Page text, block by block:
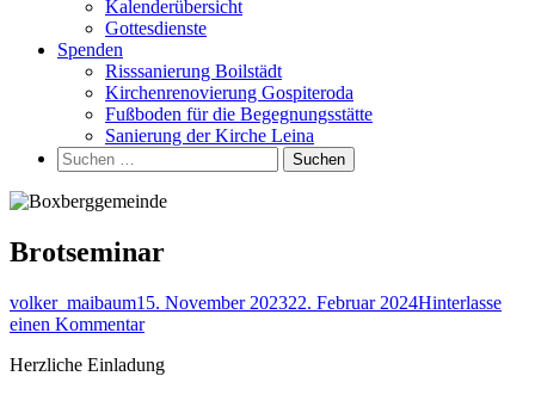
Kalenderübersicht
Gottesdienste
Spenden
Risssanierung Boilstädt
Kirchenrenovierung Gospiteroda
Fußboden für die Begegnungsstätte
Sanierung der Kirche Leina
Suchen
nach:
Brotseminar
Autor
volker_maibaumVeröffentlicht
am
15. November 202322. Februar 2024Hinterlasse
einen Kommentarzu
Herzliche Einladung